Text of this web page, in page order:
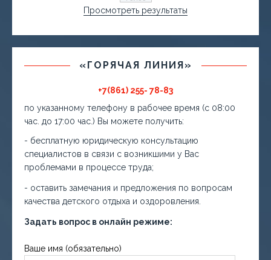
Просмотреть результаты
«ГОРЯЧАЯ ЛИНИЯ»
+7(861) 255- 78-83
по указанному телефону в рабочее время (с 08:00
час. до 17:00 час.) Вы можете получить:
- бесплатную юридическую консультацию
специалистов в связи с возникшими у Вас
проблемами в процессе труда;
- оставить замечания и предложения по вопросам
качества детского отдыха и оздоровления.
Задать вопрос в онлайн режиме:
Ваше имя (обязательно)